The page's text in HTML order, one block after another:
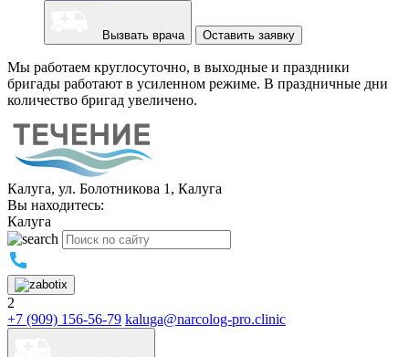
Вызвать врача Оставить заявку
Мы работаем круглосуточно, в выходные и праздники
бригады работают в усиленном режиме. В праздничные дни
количество бригад увеличено.
Калуга, ул. Болотникова 1, Калуга
Вы находитесь:
Калуга
2
+7 (909) 156-56-79 kaluga@narcolog-pro.clinic